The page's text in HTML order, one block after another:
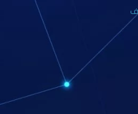
تطورًا ملحوظًا بفضل تزايد الطلب على